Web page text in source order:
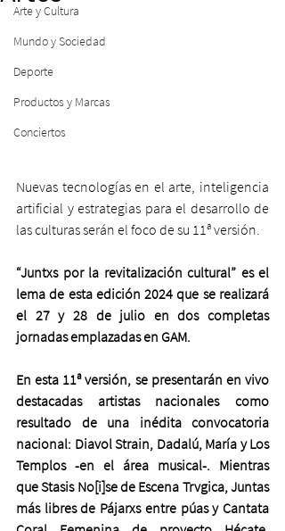
Arte y Cultura
Mundo y Sociedad
Deporte
Productos y Marcas
Conciertos
Nuevas tecnologías en el arte, inteligencia
artificial y estrategias para el desarrollo de
las culturas serán el foco de su 11ª versión.
“Juntxs por la revitalización cultural” es el
lema de esta edición 2024 que se realizará
el 27 y 28 de julio en dos completas
jornadas emplazadas en GAM.
En esta 11ª versión, se presentarán en vivo
destacadas artistas nacionales como
resultado de una inédita convocatoria
nacional: Diavol Strain, Dadalú, María y Los
Templos -en el área musical-. Mientras
que Stasis No[i]se de Escena Trvgica, Juntas
más libres de Pájarxs entre púas y Cantata